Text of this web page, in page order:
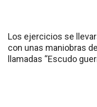
Los ejercicios se
con unas maniobras
llamadas “Escudo